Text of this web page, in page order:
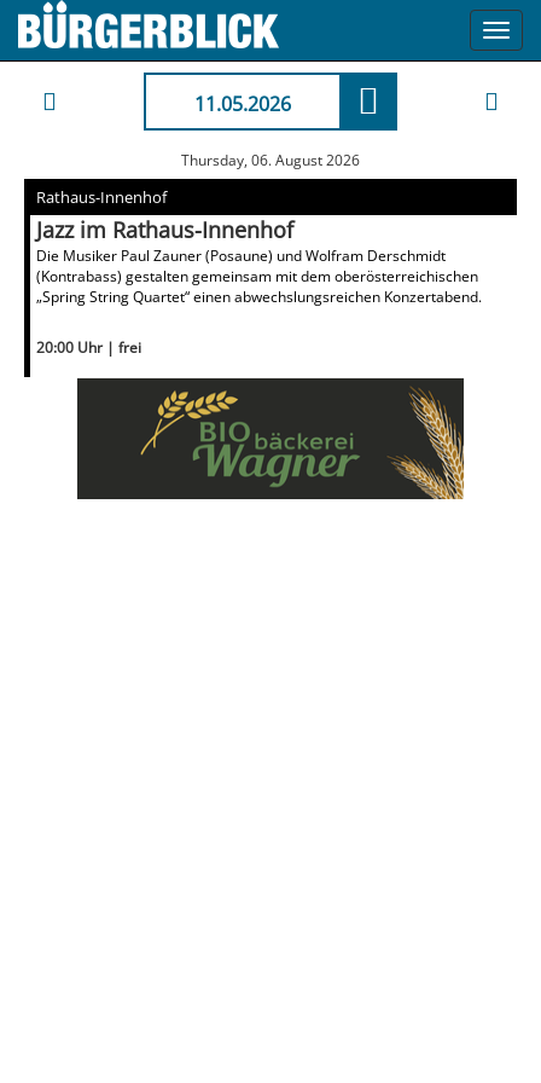
11.05.2026
Thursday, 06. August 2026
Rathaus-Innenhof
Jazz im Rathaus-Innenhof
Die Musiker Paul Zauner (Posaune) und Wolfram Derschmidt
(Kontrabass) gestalten gemeinsam mit dem oberösterreichischen
„Spring String Quartet“ einen abwechslungsreichen Konzertabend.
20:00 Uhr | frei